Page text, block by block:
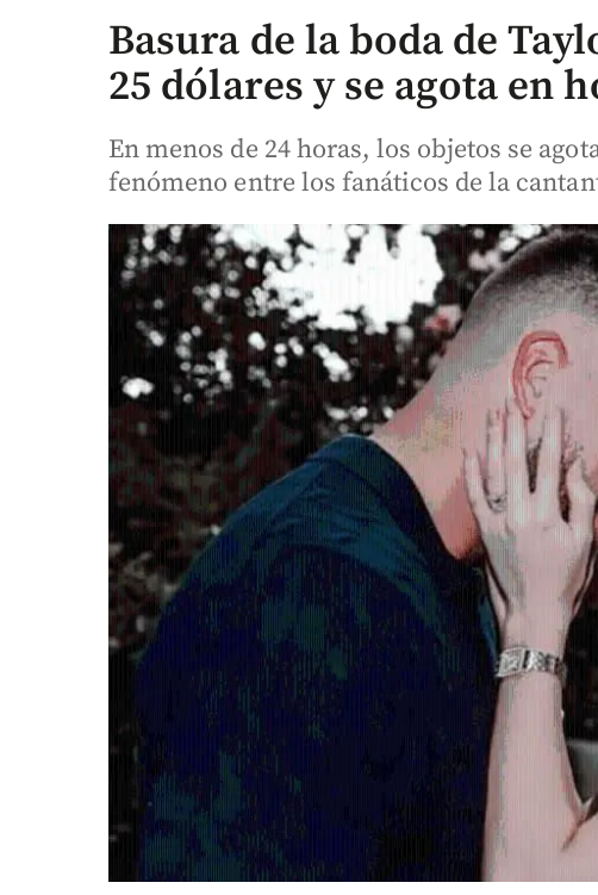
Basura de la boda de
25 dólares y se agota en
En menos de 24 horas, los objetos se
fenómeno entre los fanáticos de la